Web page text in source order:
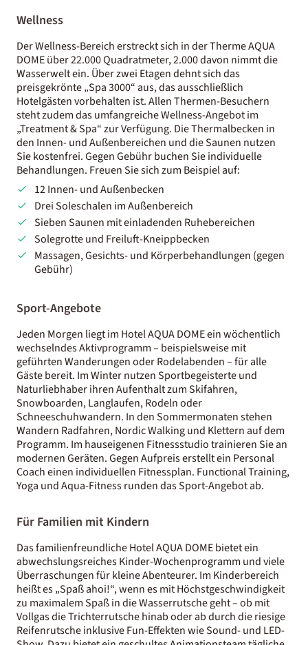
Wellness
Der Wellness-Bereich erstreckt sich in der Therme AQUA
DOME über 22.000 Quadratmeter, 2.000 davon nimmt die
Wasserwelt ein. Über zwei Etagen dehnt sich das
preisgekrönte „Spa 3000“ aus, das ausschließlich
Hotelgästen vorbehalten ist. Allen Thermen-Besuchern
steht zudem das umfangreiche Wellness-Angebot im
„Treatment & Spa“ zur Verfügung. Die Thermalbecken in
den Innen- und Außenbereichen und die Saunen nutzen
Sie kostenfrei. Gegen Gebühr buchen Sie individuelle
Behandlungen. Freuen Sie sich zum Beispiel auf:
12 Innen- und Außenbecken
Drei Soleschalen im Außenbereich
Sieben Saunen mit einladenden Ruhebereichen
Solegrotte und Freiluft-Kneippbecken
Massagen, Gesichts- und Körperbehandlungen (gegen
Gebühr)
Sport-Angebote
Jeden Morgen liegt im Hotel AQUA DOME ein wöchentlich
wechselndes Aktivprogramm – beispielsweise mit
geführten Wanderungen oder Rodelabenden – für alle
Gäste bereit. Im Winter nutzen Sportbegeisterte und
Naturliebhaber ihren Aufenthalt zum Skifahren,
Snowboarden, Langlaufen, Rodeln oder
Schneeschuhwandern. In den Sommermonaten stehen
Wandern Radfahren, Nordic Walking und Klettern auf dem
Programm. Im hauseigenen Fitnessstudio trainieren Sie an
modernen Geräten. Gegen Aufpreis erstellt ein Personal
Coach einen individuellen Fitnessplan. Functional Training,
Yoga und Aqua-Fitness runden das Sport-Angebot ab.
Für Familien mit Kindern
Das familienfreundliche Hotel AQUA DOME bietet ein
abwechslungsreiches Kinder-Wochenprogramm und viele
Überraschungen für kleine Abenteurer. Im Kinderbereich
heißt es „Spaß ahoi!“, wenn es mit Höchstgeschwindigkeit
zu maximalem Spaß in die Wasserrutsche geht – ob mit
Vollgas die Trichterrutsche hinab oder ab durch die riesige
Reifenrutsche inklusive Fun-Effekten wie Sound- und LED-